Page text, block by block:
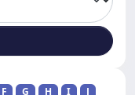
F G H I
J